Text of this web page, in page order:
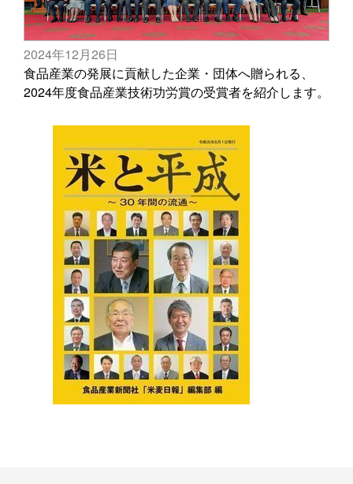
2024年12月26日
食品産業の発展に貢献した企業・団体へ贈られる、
2024年度食品産業技術功労賞の受賞者を紹介します。